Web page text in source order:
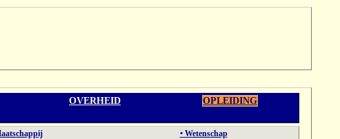
OVERHEID
OPLEIDING
• Wetenschap